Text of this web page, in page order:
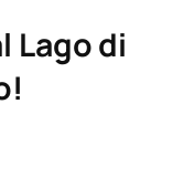
Lago di